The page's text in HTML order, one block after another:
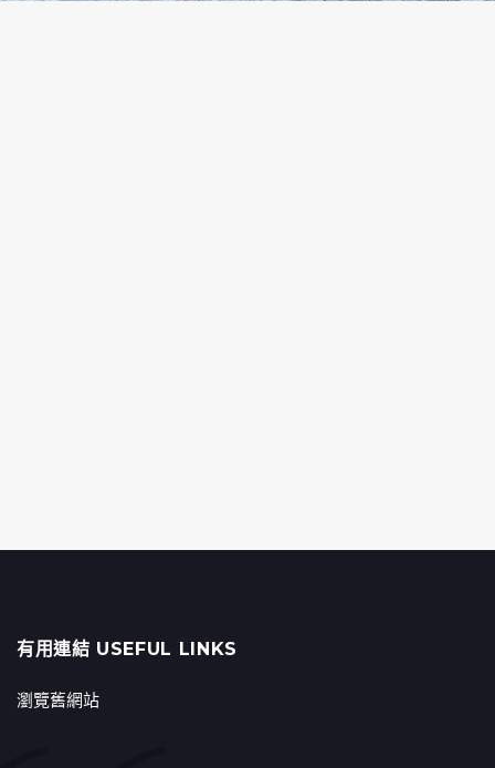
有用連結 USEFUL LINKS
瀏覽舊網站